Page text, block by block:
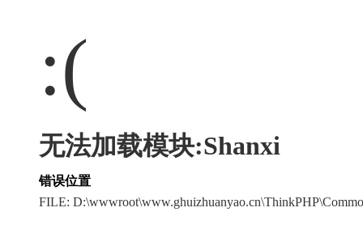
:(
无法加载模块:Shanxi
错误位置
FILE: